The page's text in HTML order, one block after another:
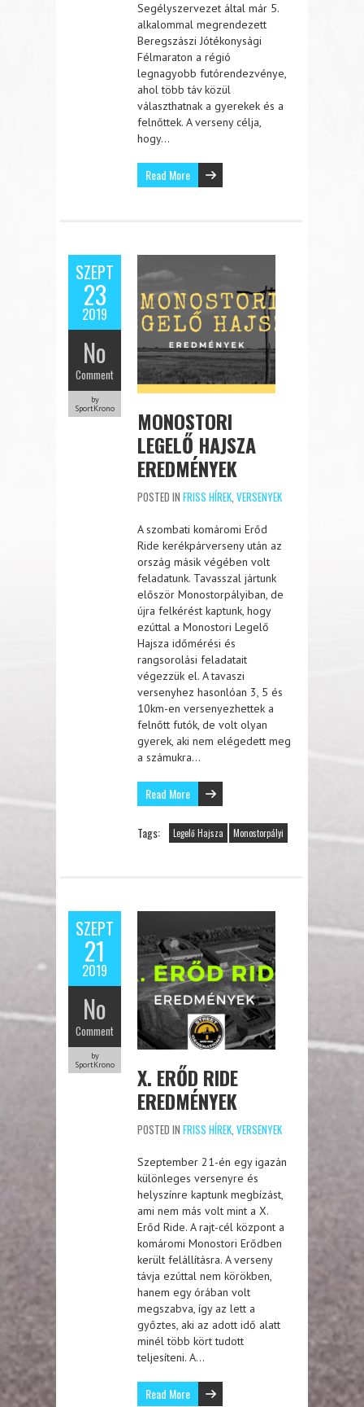
Segélyszervezet által már 5.
alkalommal megrendezett
Beregszászi Jótékonysági
Félmaraton a régió
legnagyobb futórendezvénye,
ahol több táv közül
választhatnak a gyerekek és a
felnőttek. A verseny célja,
hogy…
Read More
SZEPT
23
2019
No
Comment
by
SportKrono
MONOSTORI
LEGELŐ HAJSZA
EREDMÉNYEK
POSTED IN FRISS HÍREK, VERSENYEK
A szombati komáromi Erőd
Ride kerékpárverseny után az
ország másik végében volt
feladatunk. Tavasszal jártunk
először Monostorpályiban, de
újra felkérést kaptunk, hogy
ezúttal a Monostori Legelő
Hajsza időmérési és
rangsorolási feladatait
végezzük el. A tavaszi
versenyhez hasonlóan 3, 5 és
10km-en versenyezhettek a
felnőtt futók, de volt olyan
gyerek, aki nem elégedett meg
a számukra…
Read More
Tags: Legelő Hajsza Monostorpályi
SZEPT
21
2019
No
Comment
by
SportKrono
X. ERŐD RIDE
EREDMÉNYEK
POSTED IN FRISS HÍREK, VERSENYEK
Szeptember 21-én egy igazán
különleges versenyre és
helyszínre kaptunk megbízást,
ami nem más volt mint a X.
Erőd Ride. A rajt-cél központ a
komáromi Monostori Erődben
került felállításra. A verseny
távja ezúttal nem körökben,
hanem egy órában volt
megszabva, így az lett a
győztes, aki az adott idő alatt
minél több kört tudott
teljesíteni. A…
Read More